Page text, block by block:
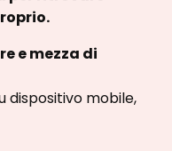
e mezza di
dispositivo mobile,